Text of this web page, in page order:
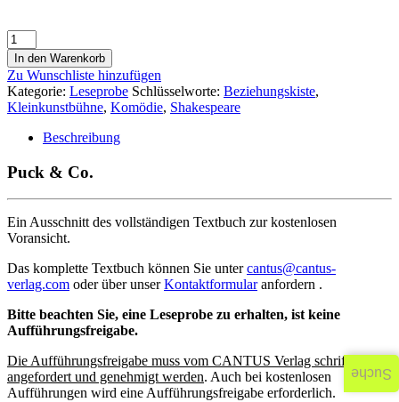
In den Warenkorb
Zu Wunschliste hinzufügen
Kategorie: Leseprobe Schlüsselworte: Beziehungskiste,
Kleinkunstbühne, Komödie, Shakespeare
Beschreibung
Puck & Co.
Ein Ausschnitt des vollständigen Textbuch zur kostenlosen
Voransicht.
Das komplette Textbuch können Sie untercantus@cantus-
verlag.com oder über unserKontaktformularanfordern .
Bitte beachten Sie, eine Leseprobe zu erhalten, ist keine
Aufführungsfreigabe.
Die Aufführungsfreigabe muss vom CANTUS Verlag schriftlich
angefordert und genehmigt werden. Auch bei kostenlosen
Aufführungen wird eine Aufführungsfreigabe erforderlich.
Suche